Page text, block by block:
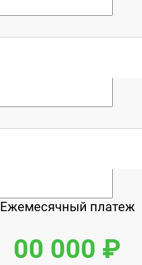
Ежемесячный платеж
00 000 ₽